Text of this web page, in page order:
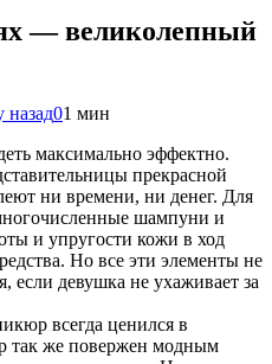
— великолепный
назад01 мин
максимально эффектно.
прекрасной
ни времени, ни денег. Для
шампуни и
и упругости кожи в ход
Но все эти элементы не
если девушка не ухаживает за
всегда ценился в
так же повержен модным